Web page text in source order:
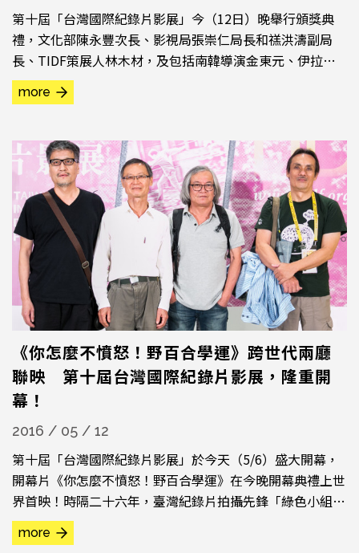
第十屆「台灣國際紀錄片影展」今（12日）晚舉行頒獎典
禮，文化部陳永豐次長、影視局張崇仁局長和禚洪濤副局
長、TIDF策展人林木材，及包括南韓導演金東元、伊拉克
裔法籍導演阿巴斯．法迪勒（Abbas FAHDEL）在內的國際
評審都出席典禮，一起揭曉結果。以母親的溫暖視角記錄兩
獎，伊朗紀錄片《英雄的斗篷》榮獲「亞洲視野競賽」首
獎，《日曜日式散步者》...
more
《你怎麼不憤怒！野百合學運》跨世代兩廳
聯映 第十屆台灣國際紀錄片影展，隆重開
幕！
2016 / 05 / 12
第十屆「台灣國際紀錄片影展」於今天（5/6）盛大開幕，
開幕片《你怎麼不憤怒！野百合學運》在今晚開幕典禮上世
界首映！時隔二十六年，臺灣紀錄片拍攝先鋒「綠色小組」
重出江湖，就野百合學運當年所拍攝的運動現場畫面，重新
剪輯而成的最新作品。在世代交替的此刻，影展邀集許多當
more